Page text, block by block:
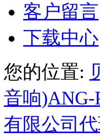
客户留言
下载中心
您的位置:
音响)ANG-
有限公司